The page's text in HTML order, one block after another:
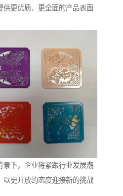
供更优质、更全面的产品表面
景下，企业将紧跟行业发展潮
以更开放的态度迎接新的挑战